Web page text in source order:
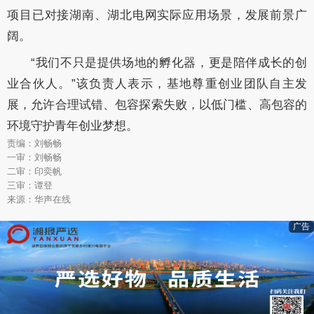
项目已对接湖南、湖北电网实际应用场景，发展前景广
阔。
“我们不只是提供场地的孵化器，更是陪伴成长的创
业合伙人。”该负责人表示，基地尊重创业团队自主发
展，允许合理试错、包容探索失败，以低门槛、高包容的
环境守护青年创业梦想。
责编：刘畅畅
一审：刘畅畅
二审：印奕帆
三审：谭登
来源：华声在线
广告